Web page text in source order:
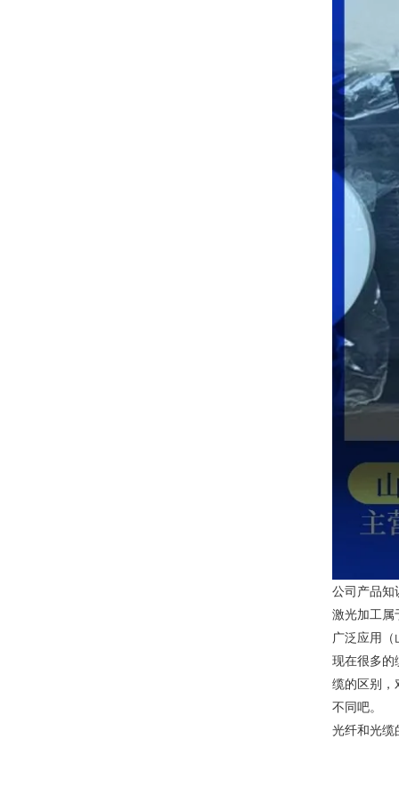
公司产品知
激光加工属
广泛应用
现在很多的
缆的区别，
不同吧。
光纤和光缆